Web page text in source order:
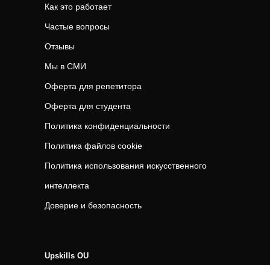
Как это работает
Частые вопросы
Отзывы
Мы в СМИ
Оферта для репетитора
Оферта для студента
Политика конфиденциальности
Политика файлов cookie
Политика использования искусственного
интеллекта
Доверие и безопасность
Upskills OU